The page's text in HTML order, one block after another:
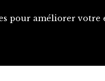
pour améliorer